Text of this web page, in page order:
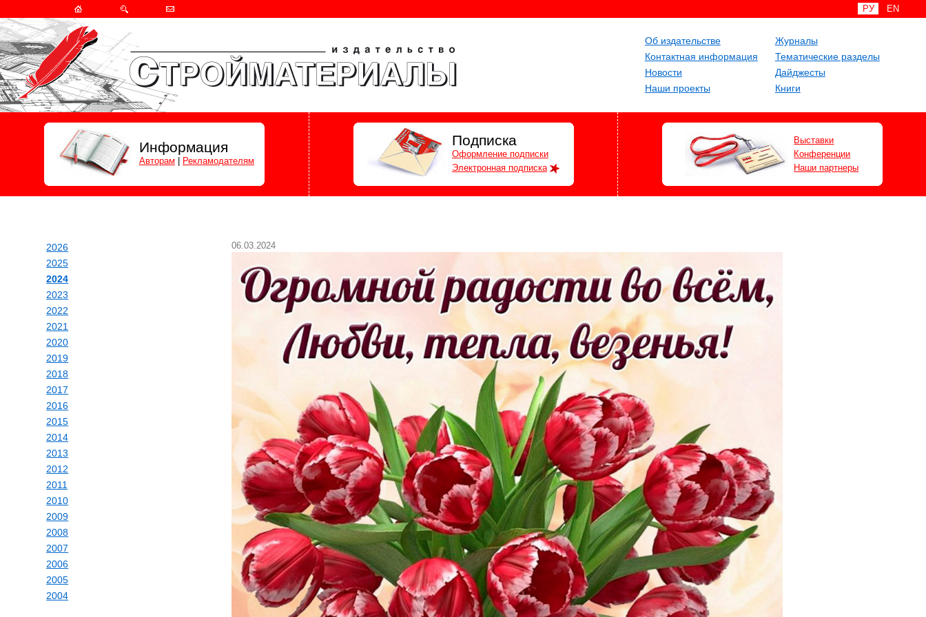
РУ EN
Об издательстве
Контактная информация
Новости
Наши проекты
Журналы
Тематические разделы
Дайджесты
Книги
Информация
Авторам Рекламодателям
Подписка
Оформление подписки
Электронная подписка
Выставки
Конференции
Наши партнеры
2026
2025
2024
2023
2022
2021
2020
2019
2018
2017
2016
2015
2014
2013
2012
2011
2010
2009
2008
2007
2006
2005
2004
06.03.2024